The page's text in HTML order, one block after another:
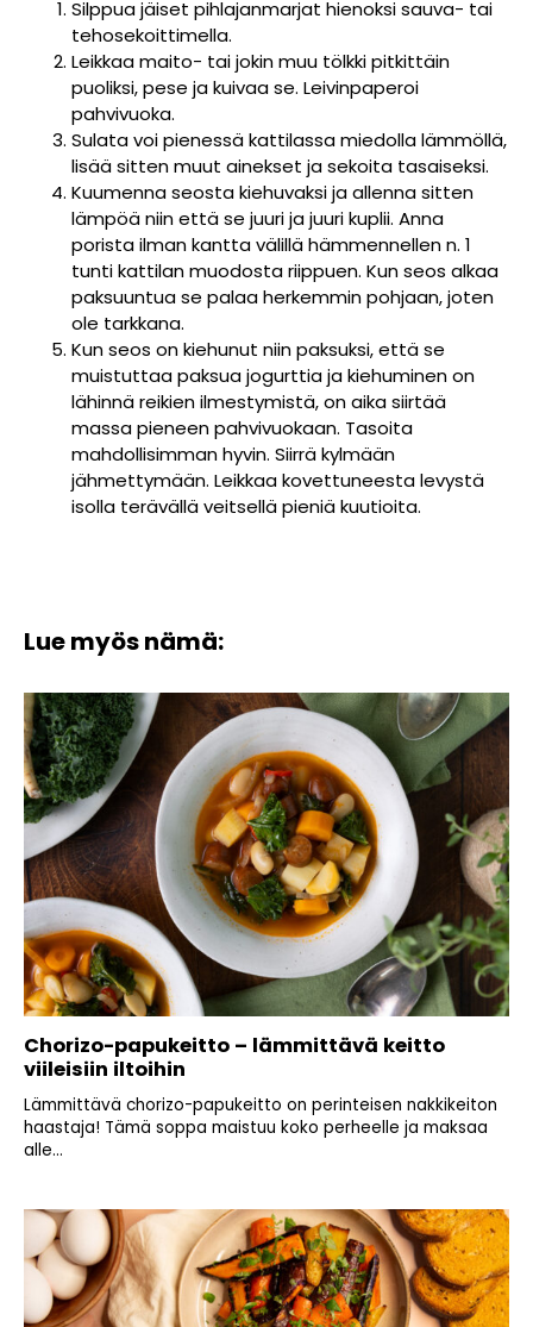
Silppua jäiset pihlajanmarjat hienoksi sauva- tai
tehosekoittimella.
Leikkaa maito- tai jokin muu tölkki pitkittäin
puoliksi, pese ja kuivaa se. Leivinpaperoi
pahvivuoka.
Sulata voi pienessä kattilassa miedolla lämmöllä,
lisää sitten muut ainekset ja sekoita tasaiseksi.
Kuumenna seosta kiehuvaksi ja allenna sitten
lämpöä niin että se juuri ja juuri kuplii. Anna
porista ilman kantta välillä hämmennellen n. 1
tunti kattilan muodosta riippuen. Kun seos alkaa
paksuuntua se palaa herkemmin pohjaan, joten
ole tarkkana.
Kun seos on kiehunut niin paksuksi, että se
muistuttaa paksua jogurttia ja kiehuminen on
lähinnä reikien ilmestymistä, on aika siirtää
massa pieneen pahvivuokaan. Tasoita
mahdollisimman hyvin. Siirrä kylmään
jähmettymään. Leikkaa kovettuneesta levystä
isolla terävällä veitsellä pieniä kuutioita.
Lue myös nämä:
Chorizo-papukeitto – lämmittävä keitto
viileisiin iltoihin
Lämmittävä chorizo-papukeitto on perinteisen nakkikeiton
haastaja! Tämä soppa maistuu koko perheelle ja maksaa
alle...